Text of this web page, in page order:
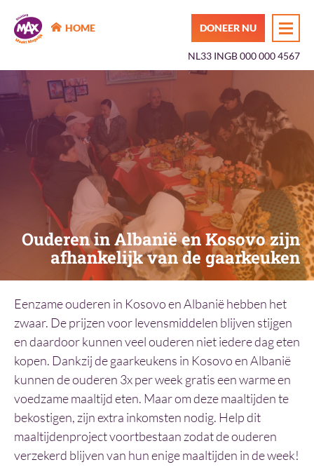
MAX Maakt Mogelijk
HOME DONEER NU
NL33 INGB 000 000 4567
Ouderen in Albanië en Kosovo zijn
afhankelijk van de gaarkeuken
Eenzame ouderen in Kosovo en Albanië hebben het
zwaar. De prijzen voor levensmiddelen blijven stijgen
en daardoor kunnen veel ouderen niet iedere dag eten
kopen. Dankzij de gaarkeukens in Kosovo en Albanië
kunnen de ouderen 3x per week gratis een warme en
voedzame maaltijd eten. Maar om deze maaltijden te
bekostigen, zijn extra inkomsten nodig. Help dit
maaltijdenproject voortbestaan zodat de ouderen
verzekerd blijven van hun enige maaltijden in de week!